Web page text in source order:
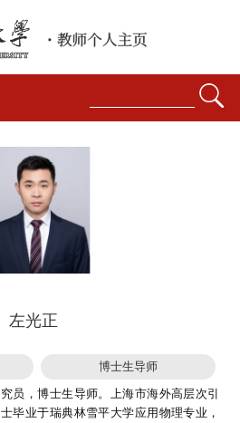
左光正
博士生导师
员，博士生导师。上海市海外高层次引
毕业于瑞典林雪平大学应用物理专业，